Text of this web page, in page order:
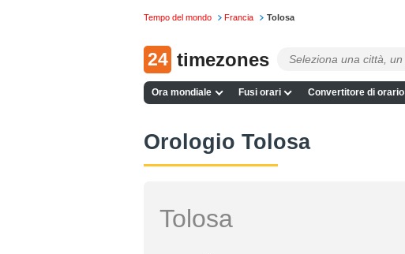
Tempo del mondo Francia Tolosa
24 timezones
Ora mondiale Fusi orari Convertitore di orario
Orologio Tolosa
Tolosa